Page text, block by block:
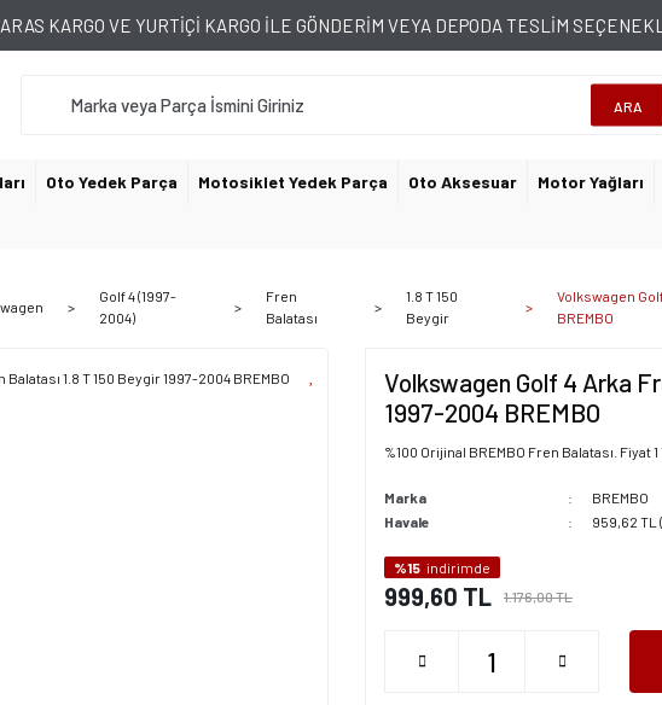
KARGO VE YURTİÇİ KARGO İLE GÖNDERİM VEYA DEPODA TESLİM
ARA
Oto Yedek Parça Motosiklet Yedek Parça Oto Aksesuar Motor Yağları
Golf 4 (1997-
2004)
Fren
Balatası
1.8 T 150
Beygir
Volkswagen
BREMBO
Volkswagen Golf 4 Arka
1997-2004 BREMBO
%100 Orijinal BREMBO Fren Balatası. Fiyat
Marka
BREMBO
Havale
959,62 TL
%15 indirimde
999,60 TL 1.176,00 TL